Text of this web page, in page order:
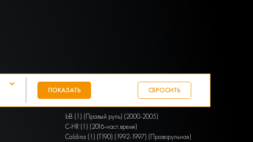
bB (1) (Правый руль) (2000-2005)
C-HR (1) (2016-наст.время)
Caldina (1) (T190) (1992-1997) (Праворульная)